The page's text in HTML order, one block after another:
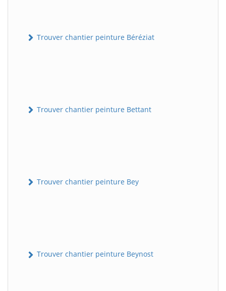
Trouver chantier peinture Béréziat
Trouver chantier peinture Bettant
Trouver chantier peinture Bey
Trouver chantier peinture Beynost